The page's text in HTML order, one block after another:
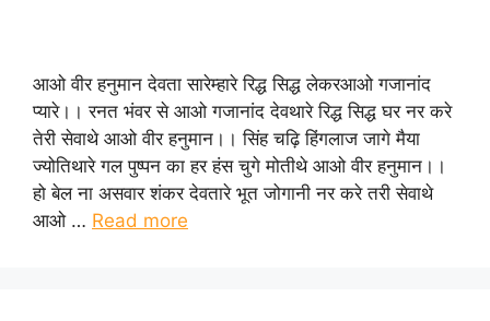
आओ वीर हनुमान देवता सारेम्हारे रिद्ध सिद्ध लेकरआओ गजानांद
प्यारे।। रनत भंवर से आओ गजानांद देवथारे रिद्ध सिद्ध घर नर करे
तेरी सेवाथे आओ वीर हनुमान।। सिंह चढ़ि हिंगलाज जागे मैया
ज्योतिथारे गल पुष्पन का हर हंस चुगे मोतीथे आओ वीर हनुमान।।
हो बेल ना असवार शंकर देवतारे भूत जोगानी नर करे तरी सेवाथे
आओ … Read more